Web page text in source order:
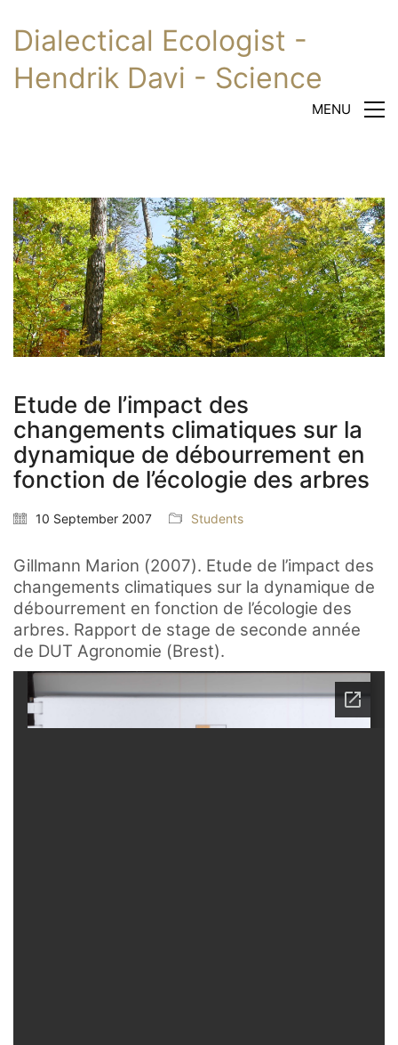
Dialectical Ecologist -
Hendrik Davi - Science
MENU
Etude de l’impact des
changements climatiques sur la
dynamique de débourrement en
fonction de l’écologie des arbres
10 September 2007 Students
Gillmann Marion (2007). Etude de l’impact des
changements climatiques sur la dynamique de
débourrement en fonction de l’écologie des
arbres. Rapport de stage de seconde année
de DUT Agronomie (Brest).